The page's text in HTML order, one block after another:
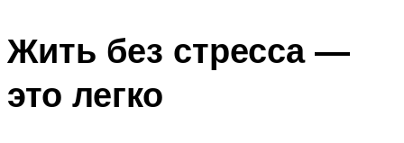
Жить без стресса —
это легко